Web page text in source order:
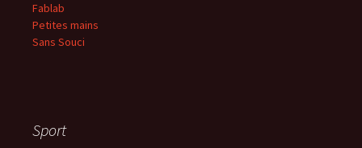
Fablab
Petites mains
Sans Souci
Sport